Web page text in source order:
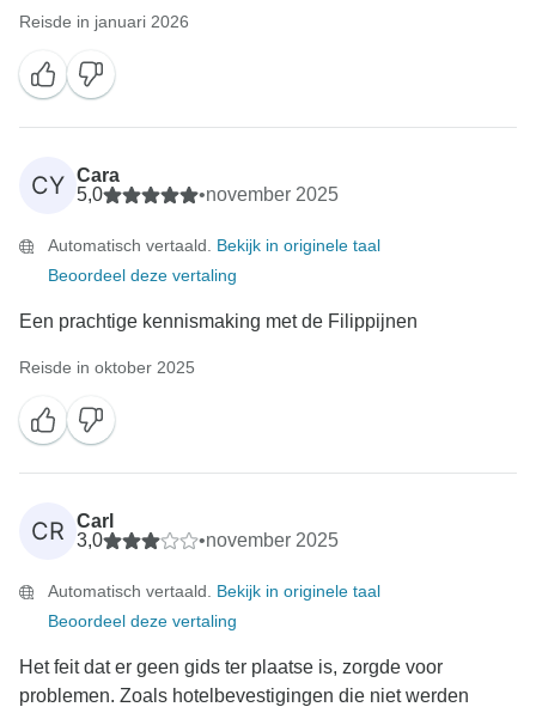
Reisde in januari 2026
CY Cara
5,0
•november 2025
Automatisch vertaald. Bekijk in originele taal
Beoordeel deze vertaling
Een prachtige kennismaking met de Filippijnen
Reisde in oktober 2025
CR
Carl
3,0
•november 2025
Automatisch vertaald. Bekijk in originele taal
Beoordeel deze vertaling
Het feit dat er geen gids ter plaatse is, zorgde voor
problemen. Zoals hotelbevestigingen die niet werden